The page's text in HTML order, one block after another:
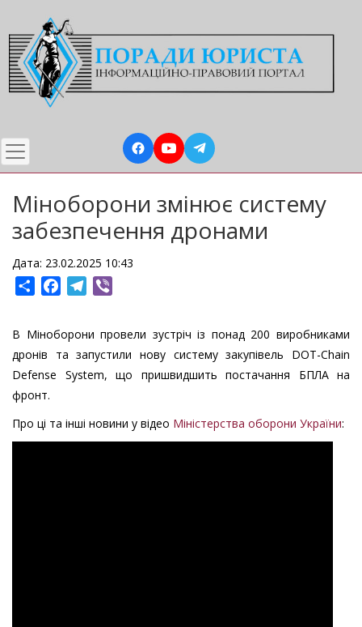
до
основного
вмісту
Міноборони змінює систему
забезпечення дронами
Дата: 23.02.2025 10:43
ShareFacebookTelegram
В Міноборони провели зустріч із понад 200 виробниками
дронів та запустили нову систему закупівель DOT-Chain
Defense System, що пришвидшить постачання БПЛА на
фронт.
Про ці та інші новини у відео Міністерства оборони України: